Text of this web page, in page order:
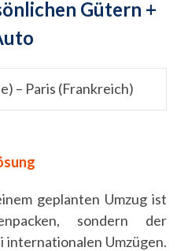
Gütern +
– Paris (Frankreich)
geplanten Umzug ist
sondern der
internationalen Umzügen.